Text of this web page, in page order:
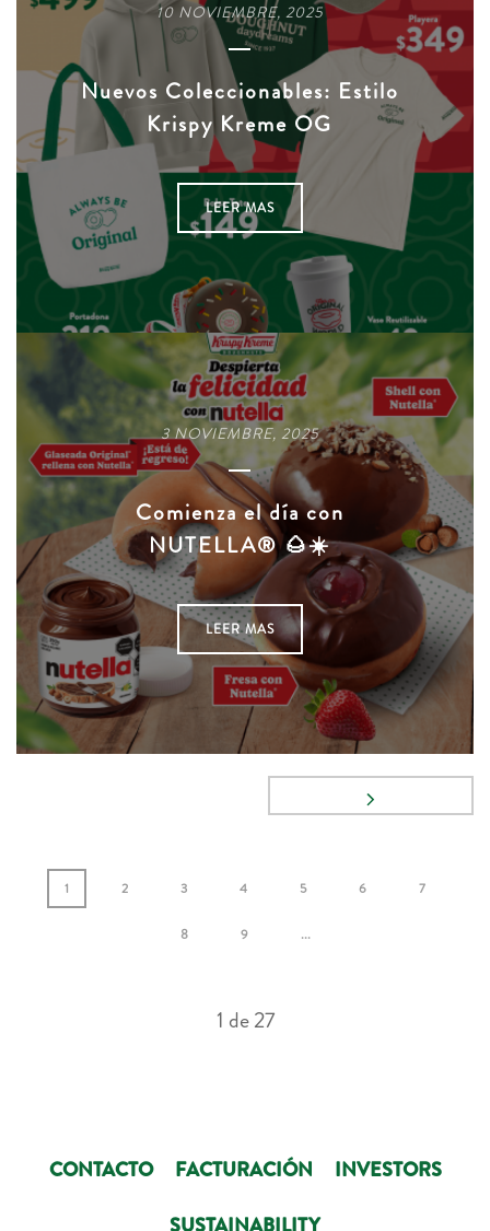
10 NOVIEMBRE, 2025
Nuevos Coleccionables: Estilo
Krispy Kreme OG
LEER MAS
3 NOVIEMBRE, 2025
Comienza el día con
NUTELLA® 🌰☀️
LEER MAS
1 2 3 4 5 6 7
8 9 ...
1 de27
CONTACTO FACTURACIÓN
INVESTORS